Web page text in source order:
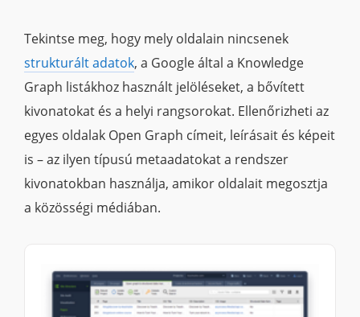
Tekintse meg, hogy mely oldalain nincsenek
strukturált adatok, a Google által a Knowledge
Graph listákhoz használt jelöléseket, a bővített
kivonatokat és a helyi rangsorokat. Ellenőrizheti az
egyes oldalak Open Graph címeit, leírásait és képeit
is – az ilyen típusú metaadatokat a rendszer
kivonatokban használja, amikor oldalait megosztja
a közösségi médiában.